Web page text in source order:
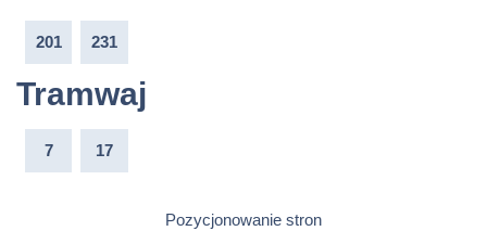
201 231
Tramwaj
7 17
Pozycjonowanie stron